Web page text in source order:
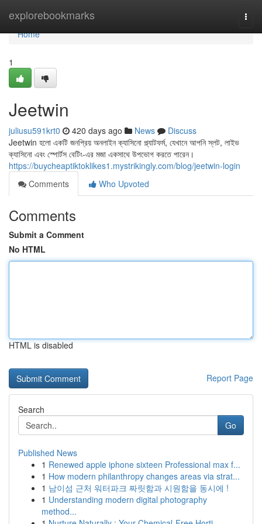
explorebookmarks
Home
Home
1
Jeetwin
juliusu591krt0 420 days ago News
Discuss
Jeetwin হলো একটি জনপ্রিয় অনলাইন ক্যাসিনো প্ল্যাটফর্ম, যেখানে আপনি স্লট, লাইভ
ক্যাসিনো এবং স্পোর্টস বেটিং-এর মজা একসাথে উপভোগ করতে পারেন।
https://buycheaptiktoklikes1.mystrikingly.com/blog/jeetwin-login
Comments
Who Upvoted
Comments
Submit a Comment
No HTML
HTML is disabled
Report Page
Search
Go
Published News
1 Renewed apple iphone sixteen Professional max f...
1 How modern philanthropy changes areas via strat...
1 남이섬 근처 워터파크 짜릿함과 시원함을 동시에 !
1 Understanding modern digital photography
method...